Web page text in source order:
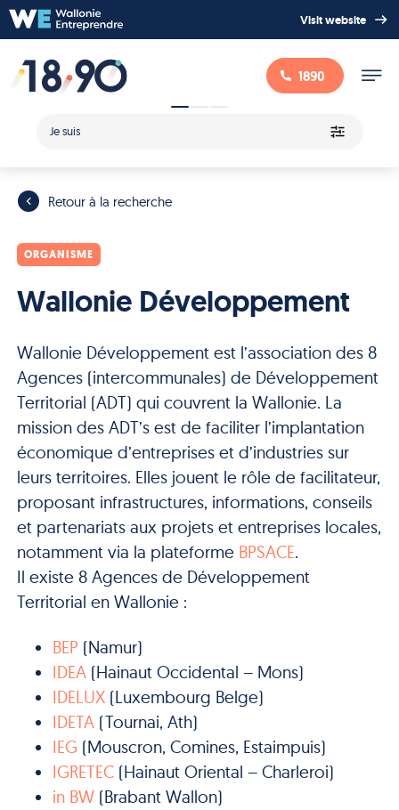
Visit website
1890
Je suis
Retour à la recherche
ORGANISME
Wallonie Développement
Wallonie Développement est l’association des 8
Agences (intercommunales) de Développement
Territorial (ADT) qui couvrent la Wallonie. La
mission des ADT’s est de faciliter l’implantation
économique d’entreprises et d’industries sur
leurs territoires. Elles jouent le rôle de facilitateur,
proposant infrastructures, informations, conseils
et partenariats aux projets et entreprises locales,
notamment via la plateforme BPSACE.
Il existe 8 Agences de Développement
Territorial en Wallonie :
BEP (Namur)
IDEA(Hainaut Occidental – Mons)
IDELUX(Luxembourg Belge)
IDETA(Tournai, Ath)
IEG (Mouscron, Comines, Estaimpuis)
IGRETEC(Hainaut Oriental – Charleroi)
in BW(Brabant Wallon)